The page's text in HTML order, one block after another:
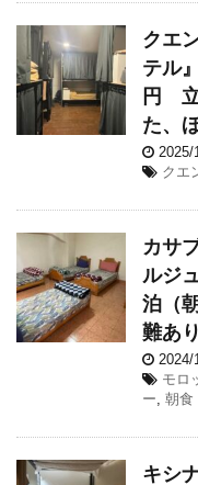
クエ
テル
円 立
た、
2025/
クエ
カサ
ルジ
泊（
難あり
2024/
モロ
ー 朝食
キシ